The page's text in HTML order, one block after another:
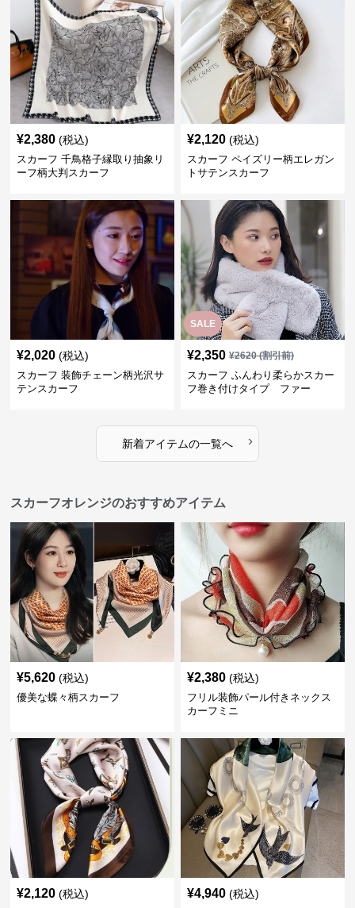
¥2,380 (税込)
スカーフ 千鳥格子縁取り抽象リ
ーフ柄大判スカーフ
¥2,120 (税込)
スカーフ ペイズリー柄エレガン
トサテンスカーフ
¥2,020 (税込)
スカーフ 装飾チェーン柄光沢サ
テンスカーフ
SALE
¥2,350 ¥2620(割引前)
スカーフ ふんわり柔らかスカー
フ巻き付けタイプ ファー
新着アイテムの一覧へ ›
スカーフオレンジのおすすめアイテム
¥5,620 (税込)
優美な蝶々柄スカーフ
¥2,380 (税込)
フリル装飾パール付きネックス
カーフミニ
¥2,120 (税込) ¥4,940 (税込)